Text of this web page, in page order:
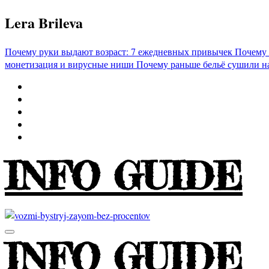
Перейти
к
Lera Brileva
Почему руки выдают возраст: 7 ежедневных привычекПочему
монетизация и вирусные ниши Почему раньше бельё сушили
INFO GUIDE
INFO GUIDE